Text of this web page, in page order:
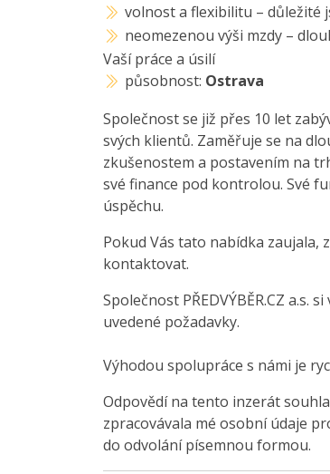
volnost a flexibilitu – důležité
neomezenou výši mzdy –
Vaší práce a úsilí
působnost: Ostrava
Společnost se již přes 10 let
svých klientů. Zaměřuje se na
zkušenostem a postavením na
své finance pod kontrolou. Své
úspěchu.
Pokud Vás tato nabídka zaujala,
kontaktovat.
Společnost PŘEDVÝBĚR.CZ
uvedené požadavky.
Výhodou spolupráce s námi je
Odpovědí na tento inzerát
zpracovávala mé osobní údaje
do odvolání písemnou formou.